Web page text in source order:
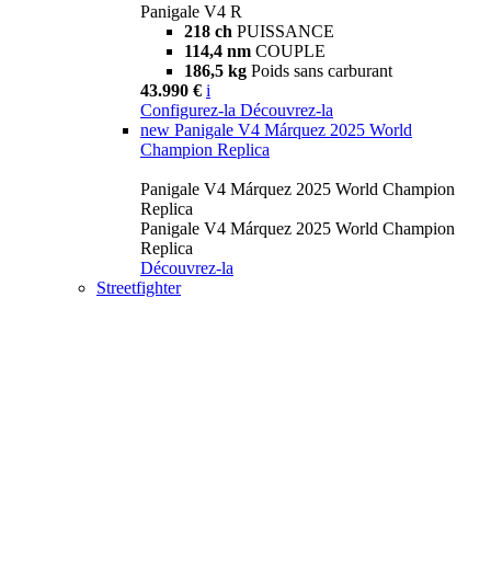
Panigale V4 R
218 ch PUISSANCE
114,4 nm COUPLE
186,5 kg Poids sans carburant
43.990 € i
Configurez-la Découvrez-la
new Panigale V4 Márquez 2025 World
Champion Replica
Panigale V4 Márquez 2025 World Champion
Replica
Panigale V4 Márquez 2025 World Champion
Replica
Découvrez-la
Streetfighter